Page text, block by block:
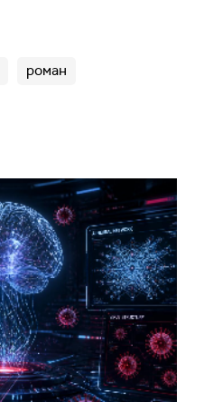
роман